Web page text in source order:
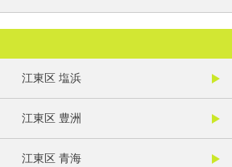
江東区 塩浜
江東区 豊洲
江東区 青海